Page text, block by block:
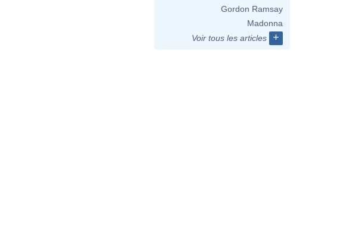
Gordon Ramsay
Madonna
Voir tous les articles
+